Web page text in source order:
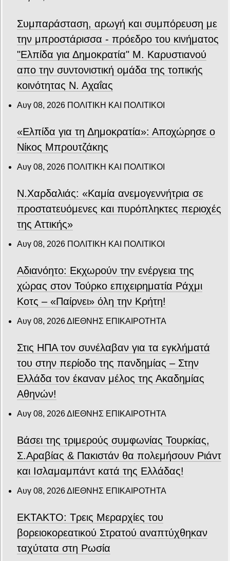
Συμπαράσταση, αρωγή και συμπόρευση με
την μπροστάρισσα - πρόεδρο του κινήματος
"Ελπίδα για Δημοκρατία" Μ. Καρυστιανού
απο την συντονιστική ομάδα της τοπικής
κοινότητας Ν. Αχαΐας
Αυγ 08, 2026 ΠΟΛΙΤΙΚΗ ΚΑΙ ΠΟΛΙΤΙΚΟΙ
«Ελπίδα για τη Δημοκρατία»: Αποχώρησε ο
Νίκος Μπρουτζάκης
Αυγ 08, 2026 ΠΟΛΙΤΙΚΗ ΚΑΙ ΠΟΛΙΤΙΚΟΙ
Ν.Χαρδαλιάς: «Καμία ανεμογεννήτρια σε
προστατευόμενες και πυρόπληκτες περιοχές
της Αττικής»
Αυγ 08, 2026 ΠΟΛΙΤΙΚΗ ΚΑΙ ΠΟΛΙΤΙΚΟΙ
Αδιανόητο: Εκχωρούν την ενέργεια της
χώρας στον Τούρκο επιχειρηματία Ράχμι
Κοτς – «Παίρνει» όλη την Κρήτη!
Αυγ 08, 2026ΔΙΕΘΝΗΣ ΕΠΙΚΑΙΡΟΤΗΤΑ
Στις ΗΠΑ τον συνέλαβαν για τα εγκλήματά
του στην περίοδο της πανδημίας – Στην
Ελλάδα τον έκαναν μέλος της Ακαδημίας
Αθηνών!
Αυγ 08, 2026ΔΙΕΘΝΗΣ ΕΠΙΚΑΙΡΟΤΗΤΑ
Βάσει της τριμερούς συμφωνίας Τουρκίας,
Σ.Αραβίας & Πακιστάν θα πολεμήσουν Ριάντ
και Ισλαμαμπάντ κατά της Ελλάδας!
Αυγ 08, 2026ΔΙΕΘΝΗΣ ΕΠΙΚΑΙΡΟΤΗΤΑ
ΕΚΤΑΚΤΟ: Τρεις Μεραρχίες του
βορειοκορεατικού Στρατού αναπτύχθηκαν
ταχύτατα στη Ρωσία